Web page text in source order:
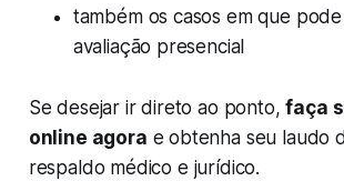
também os casos em que
avaliação presencial
Se desejar ir direto ao ponto,faça
online agora e obtenha seu laudo
respaldo médico e jurídico.